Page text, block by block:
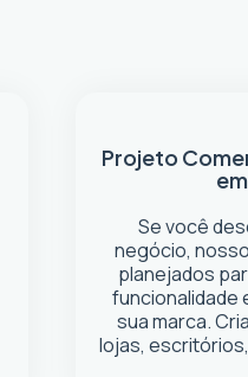
Projeto
Se você
negócio,
planejados
funcionalidade
sua marca.
lojas,